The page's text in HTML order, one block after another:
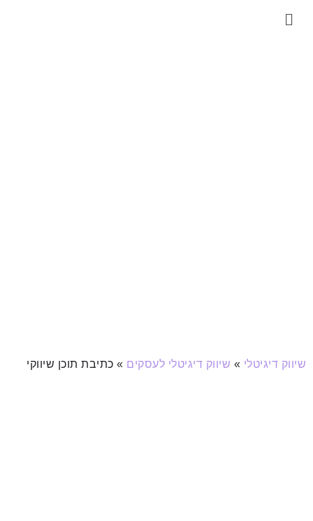
שיווק דיגיטלי » שיווק דיגיטלי לעסקים » כתיבת תוכן שיווקי